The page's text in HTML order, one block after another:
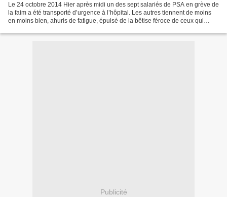
Le 24 octobre 2014 Hier après midi un des sept salariés de PSA en grève de
la faim a été transporté d’urgence à l’hôpital. Les autres tiennent de moins
en moins bien, ahuris de fatigue, épuisé de la bêtise féroce de ceux qui
Publicité